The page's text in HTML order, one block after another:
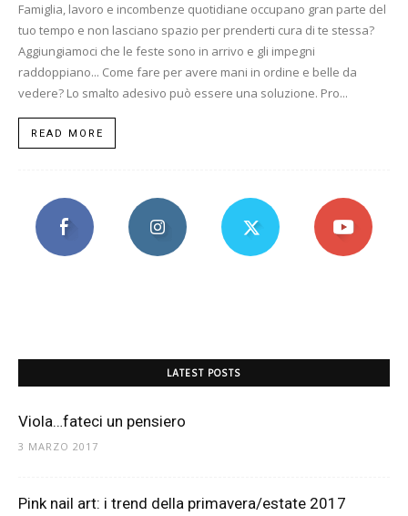
Famiglia, lavoro e incombenze quotidiane occupano gran parte del
tuo tempo e non lasciano spazio per prenderti cura di te stessa?
Aggiungiamoci che le feste sono in arrivo e gli impegni
raddoppiano... Come fare per avere mani in ordine e belle da
vedere? Lo smalto adesivo può essere una soluzione. Pro...
READ MORE
LATEST POSTS
Viola…fateci un pensiero
3 MARZO 2017
Pink nail art: i trend della primavera/estate 2017